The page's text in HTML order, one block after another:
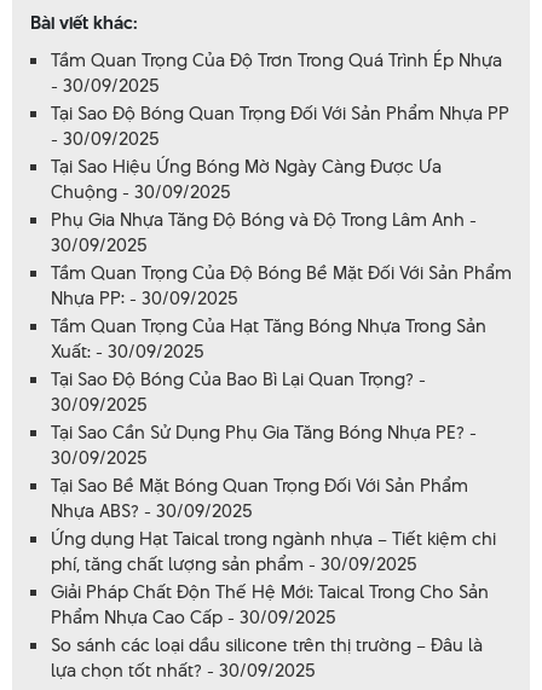
Bài viết khác:
Tầm Quan Trọng Của Độ Trơn Trong Quá Trình Ép Nhựa
- 30/09/2025
Tại Sao Độ Bóng Quan Trọng Đối Với Sản Phẩm Nhựa PP
- 30/09/2025
Tại Sao Hiệu Ứng Bóng Mờ Ngày Càng Được Ưa
Chuộng - 30/09/2025
Phụ Gia Nhựa Tăng Độ Bóng và Độ Trong Lâm Anh -
30/09/2025
Tầm Quan Trọng Của Độ Bóng Bề Mặt Đối Với Sản Phẩm
Nhựa PP: - 30/09/2025
Tầm Quan Trọng Của Hạt Tăng Bóng Nhựa Trong Sản
Xuất: - 30/09/2025
Tại Sao Độ Bóng Của Bao Bì Lại Quan Trọng? -
30/09/2025
Tại Sao Cần Sử Dụng Phụ Gia Tăng Bóng Nhựa PE? -
30/09/2025
Tại Sao Bề Mặt Bóng Quan Trọng Đối Với Sản Phẩm
Nhựa ABS? - 30/09/2025
Ứng dụng Hạt Taical trong ngành nhựa – Tiết kiệm chi
phí, tăng chất lượng sản phẩm - 30/09/2025
Giải Pháp Chất Độn Thế Hệ Mới: Taical Trong Cho Sản
Phẩm Nhựa Cao Cấp - 30/09/2025
So sánh các loại dầu silicone trên thị trường – Đâu là
lựa chọn tốt nhất? - 30/09/2025